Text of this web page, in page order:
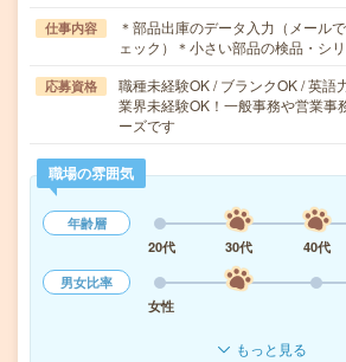
仕事内容
＊部品出庫のデータ入力（メール
ェック）＊小さい部品の検品・シ
応募資格
職種未経験OK / ブランクOK / 英語
業界未経験OK！一般事務や営業事
ーズです
職場の雰囲気
年齢層
20代
30代 40代
男女比率
女性
もっと見る